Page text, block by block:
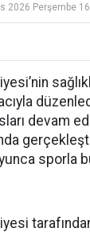
2026 Perşembe
devam
sporla